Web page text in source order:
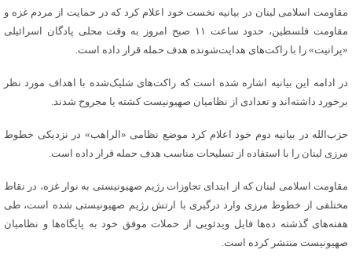
مقاومت اسلامی لبنان در بیانیه نخست خود اعلام کرد که در حمایت از مردم غزه و
مقاومت فلسطین، حدود ساعت ۱۱ صبح امروز به وقت محلی پادگان اسرائیلی
«پرانیت» را با راکت‌های هدایت‌شونده هدف حمله قرار داده است.
در ادامه این بیانیه اشاره شده است که راکت‌های شلیک‌شده با اهداف مورد نظر
برخورد داشته‌اند و تعدادی از نظامیان صهیونیست کشته یا مجروح شدند.
حزب‌الله در بیانیه دوم خود اعلام کرد موضع نظامی «الراهب» در نزدیکی خطوط
مرزی لبنان را با استفاده از تسلیحات مناسب هدف حمله قرار داده است.
مقاومت اسلامی لبنان که از ابتدای تجاوزات رژیم صهیونیستی به نوار غزه، در نقاط
مختلفی از خطوط مرزی وارد درگیری با ارتش رژیم صهیونیستی شده است، طی
هفته‌های گذشته ده‌ها فایل ویدئویی از حملات موفق خود به پایگاه‌ها و نظامیان
صهیونیست منتشر کرده است.